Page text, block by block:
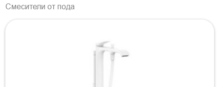
Смесители от пода